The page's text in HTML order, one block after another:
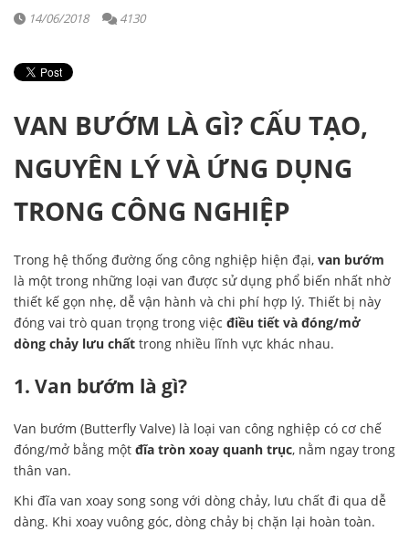
14/06/2018 4130
VAN BƯỚM LÀ GÌ? CẤU TẠO,
NGUYÊN LÝ VÀ ỨNG DỤNG
TRONG CÔNG NGHIỆP
Trong hệ thống đường ống công nghiệp hiện đại, van bướm
là một trong những loại van được sử dụng phổ biến nhất nhờ
thiết kế gọn nhẹ, dễ vận hành và chi phí hợp lý. Thiết bị này
đóng vai trò quan trọng trong việc điều tiết và đóng/mở
dòng chảy lưu chất trong nhiều lĩnh vực khác nhau.
1. Van bướm là gì?
Van bướm (Butterfly Valve) là loại van công nghiệp có cơ chế
đóng/mở bằng một đĩa tròn xoay quanh trục, nằm ngay trong
thân van.
Khi đĩa van xoay song song với dòng chảy, lưu chất đi qua dễ
dàng. Khi xoay vuông góc, dòng chảy bị chặn lại hoàn toàn.